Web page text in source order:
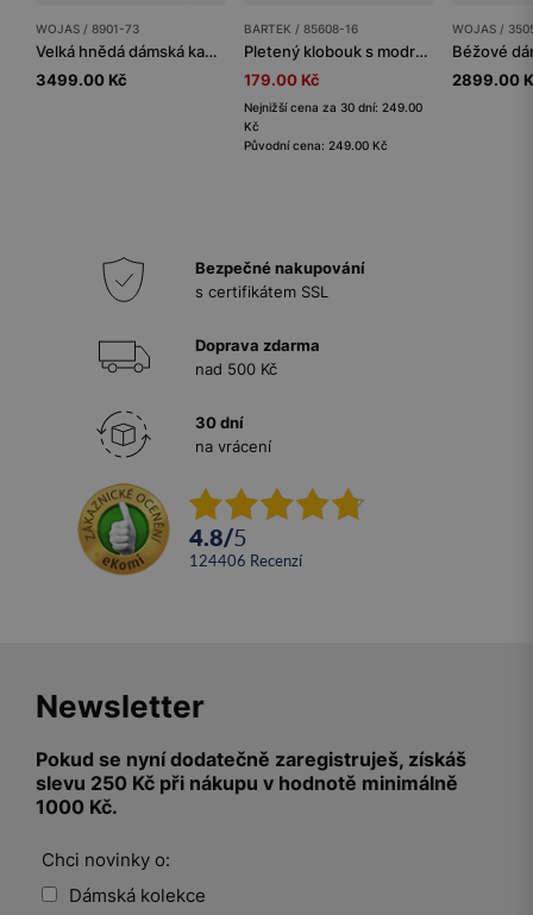
WOJAS / 8901-73
Velká hnědá dámská kabelka z kvalitní kůže
3499.00 Kč
BARTEK / 85608-16
Pletený klobouk s modro-bílými pruhy
179.00 Kč
Nejnižší cena za 30 dní: 249.00
Kč
Původní cena: 249.00 Kč
WOJAS /
2899.00
Bezpečné nakupování
s certifikátem SSL
Doprava zdarma
nad 500 Kč
30 dní
na vrácení
4.8/5
124406 recenzí
Newsletter
Pokud se nyní dodatečně zaregistruješ, získáš
slevu 250 Kč při nákupu v hodnotě minimálně
1000 Kč.
Chci novinky o:
Dámská kolekce